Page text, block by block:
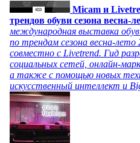
Micam и
трендов обуви сезона весна-
международная выставка
по трендам сезона весна-
совместно с Livetrend. Гид
социальных сетей, онлайн-
а также с помощью новых
искусственный интеллект и